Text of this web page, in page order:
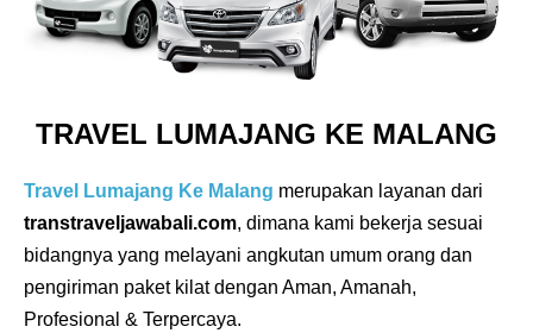
TRAVEL LUMAJANG KE MALANG
Travel Lumajang Ke Malang merupakan layanan dari
transtraveljawabali.com, dimana kami bekerja sesuai
bidangnya yang melayani angkutan umum orang dan
pengiriman paket kilat dengan Aman, Amanah,
Profesional & Terpercaya.